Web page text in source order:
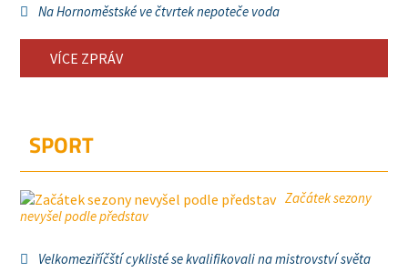
Na Hornoměstské ve čtvrtek nepoteče voda
VÍCE ZPRÁV
SPORT
Začátek sezony
nevyšel podle představ
Velkomeziříčští cyklisté se kvalifikovali na mistrovství světa